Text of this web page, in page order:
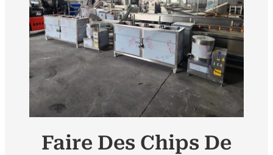
Faire Des Chips De